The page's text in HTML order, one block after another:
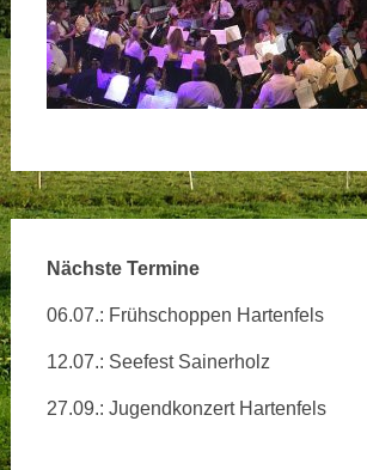
Nächste Termine
06.07.: Frühschoppen Hartenfels
12.07.: Seefest Sainerholz
27.09.: Jugendkonzert Hartenfels